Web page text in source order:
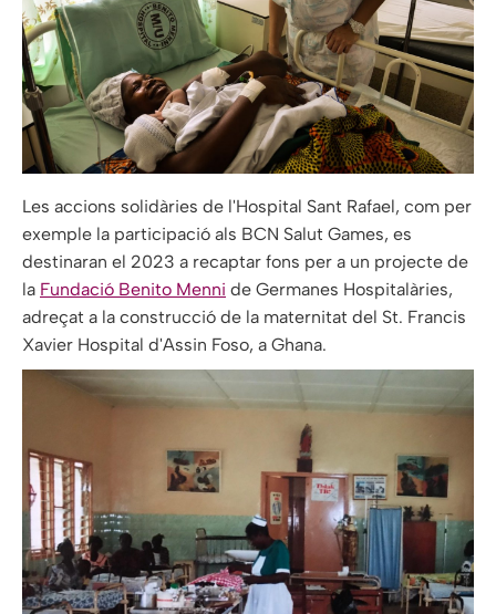
Les accions solidàries de l'Hospital Sant Rafael, com per
exemple la participació als BCN Salut Games, es
destinaran el 2023 a recaptar fons per a un projecte de
la Fundació Benito Menni de Germanes Hospitalàries,
adreçat a la construcció de la maternitat del St. Francis
Xavier Hospital d'Assin Foso, a Ghana.